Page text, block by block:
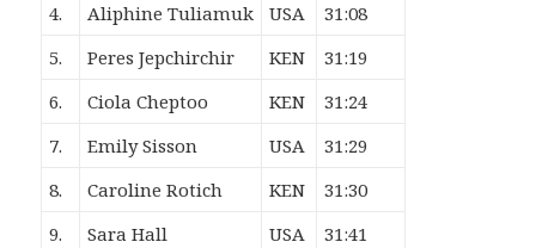
4.
Aliphine Tuliamuk USA
31:08
5.
Peres Jepchirchir KEN
31:19
6.
Ciola Cheptoo KEN
31:24
7.
Emily Sisson USA
31:29
8.
Caroline Rotich KEN
31:30
9.
Sara Hall USA
31:41